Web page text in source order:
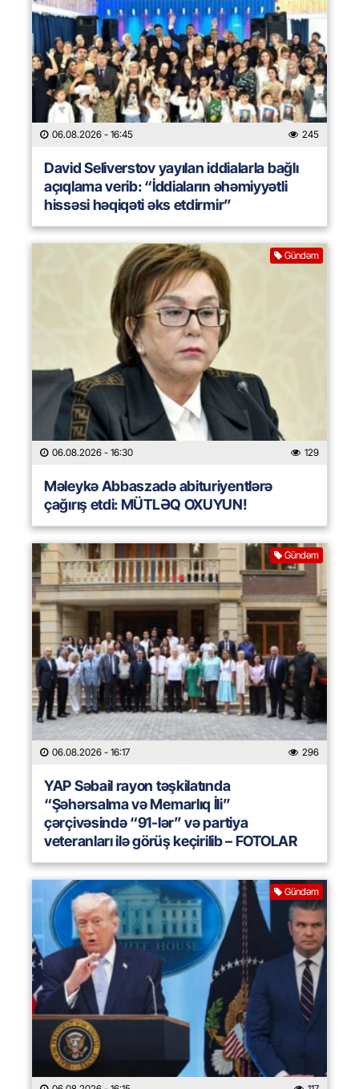
06.08.2026 - 16:45 245
David Seliverstov yayılan iddialarla bağlı
açıqlama verib: “İddiaların əhəmiyyətli
hissəsi həqiqəti əks etdirmir”
Gündəm
06.08.2026 - 16:30 129
Məleykə Abbaszadə abituriyentlərə
çağırış etdi: MÜTLƏQ OXUYUN!
Gündəm
06.08.2026 - 16:17 296
YAP Səbail rayon təşkilatında
“Şəhərsalma və Memarlıq İli”
çərçivəsində “91-lər” və partiya
veteranları ilə görüş keçirilib – FOTOLAR
Gündəm